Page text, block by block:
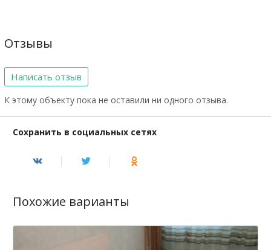
Отзывы
Написать отзыв
К этому объекту пока не оставили ни одного отзыва.
Сохранить в социальных сетях
Похожие варианты